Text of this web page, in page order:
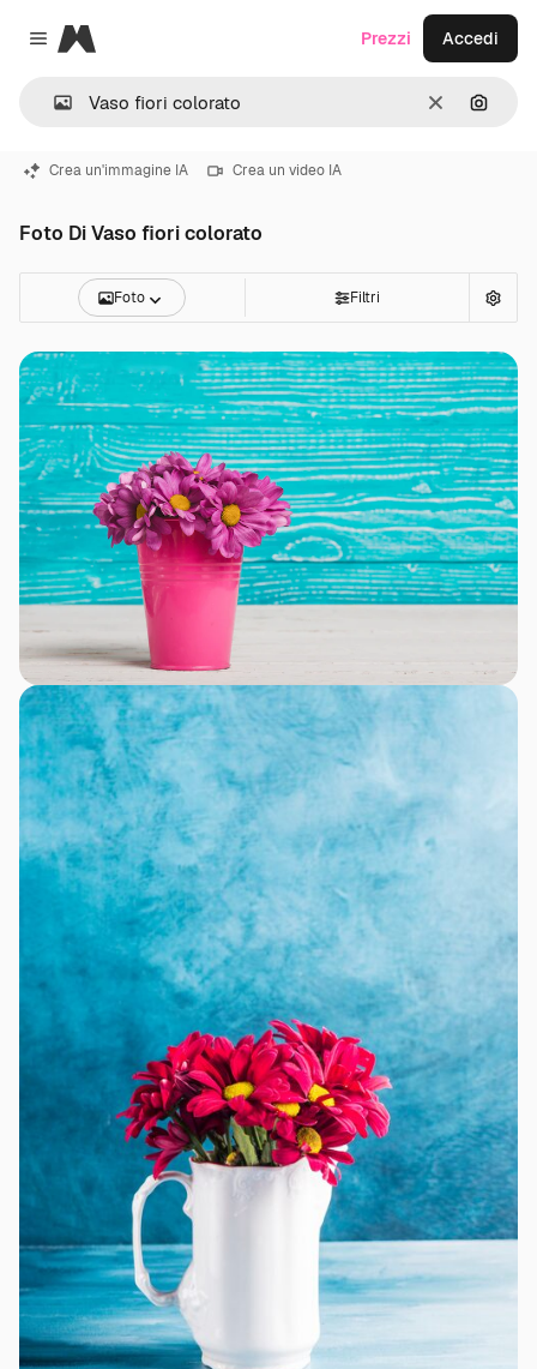
Close menu
Magnific
CancellaCerca
Prezzi Accedi
Crea un'immagine IA Crea un video IA
Foto Di Vaso fiori colorato
Foto Filtri